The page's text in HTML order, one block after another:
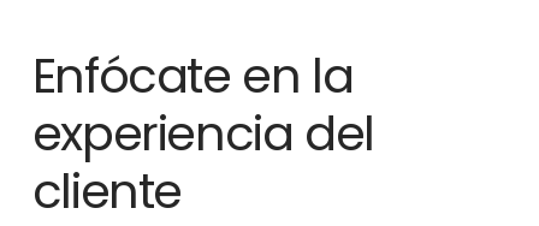
Enfócate en la
experiencia del
cliente